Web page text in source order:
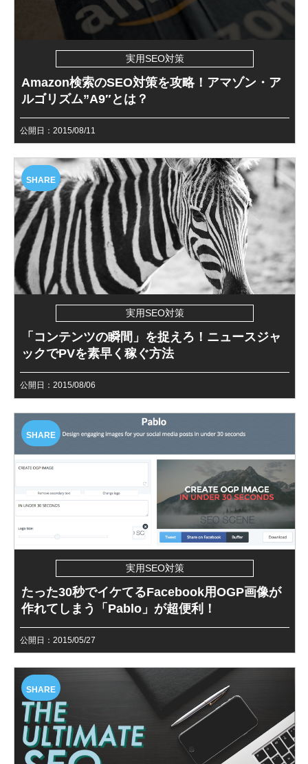
実用SEO対策
Amazon検索のSEO対策を攻略！アマゾン・ア
ルゴリズム”A9″とは？
公開日：2015/08/11
SHARE
実用SEO対策
「コンテンツの瞬間」を捉えろ！ニュースジャ
ックでPVを素早く稼ぐ方法
公開日：2015/08/06
SHARE
実用SEO対策
たった30秒でイケてるFacebook用OGP画像が
作れてしまう「Pablo」が超便利！
公開日：2015/05/27
SHARE